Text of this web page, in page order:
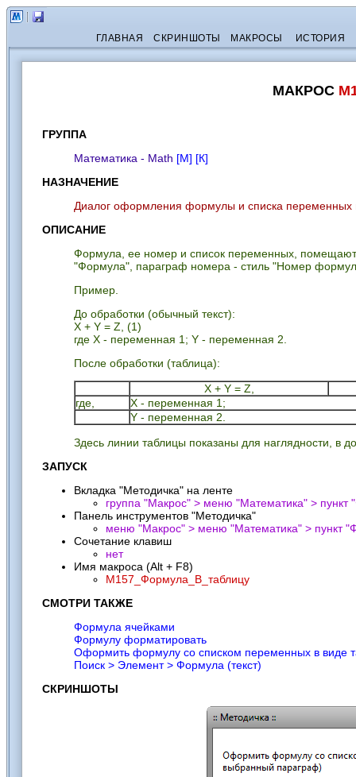
ГЛАВНАЯ СКРИНШОТЫ МАКРОСЫ ИСТОРИЯ
МАКРОС
ГРУППА
Математика - Math [М] [К]
НАЗНАЧЕНИЕ
Диалог оформления формулы и списка переменных
ОПИСАНИЕ
Формула, ее номер и список переменных,
"Формула", параграф номера - стиль "Номер
Пример.
До обработки (обычный текст):
X + Y = Z, (1)
где X - переменная 1; Y - переменная 2.
После обработки (таблица):
X + Y = Z,
где,
X - переменная 1;
Y - переменная 2.
Здесь линии таблицы показаны для наглядности, в
ЗАПУСК
Вкладка "Методичка" на ленте
группа "Макрос" > меню "Математика" > пункт "
Панель инструментов "Методичка"
меню "Макрос" > меню "Математика" > пункт "
Сочетание клавиш
нет
Имя макроса (Alt + F8)
M157_Формула_В_таблицу
СМОТРИ ТАКЖЕ
Формула ячейками
Формулу форматировать
Оформить формулу со списком переменных в виде
Поиск > Элемент > Формула (текст)
СКРИНШОТЫ